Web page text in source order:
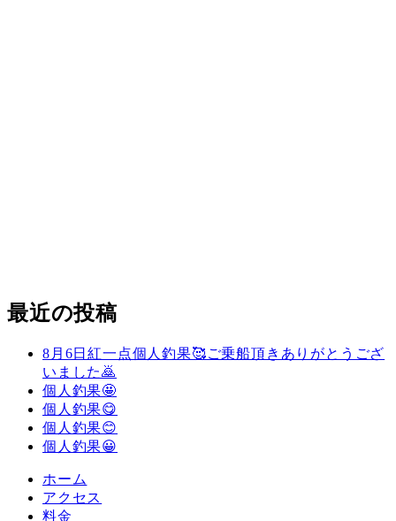
最近の投稿
8月6日紅一点個人釣果🥰ご乗船頂きありがとうござ
いました🙇
個人釣果🤩
個人釣果😋
個人釣果😊
個人釣果😀
ホーム
アクセス
料金